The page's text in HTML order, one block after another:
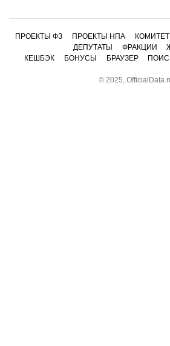
ПРОЕКТЫ ФЗ ПРОЕКТЫ НПА
ДЕПУТАТЫ
ФРАКЦИИ
КЕШБЭК
БОНУСЫ БРАУЗЕР
© 2025,